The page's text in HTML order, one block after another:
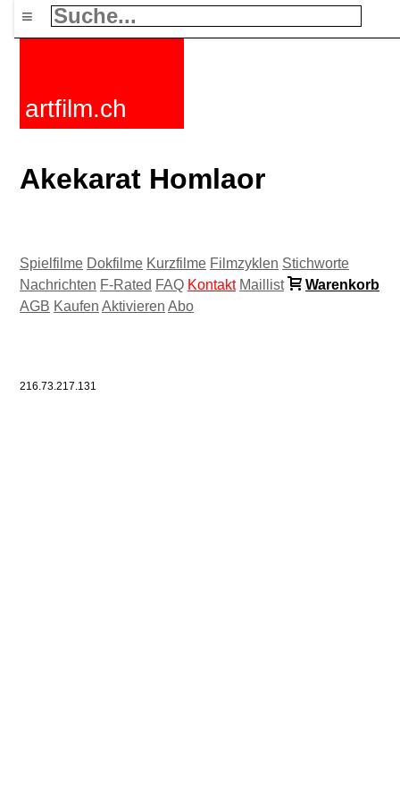
≡
artfilm.ch
Akekarat Homlaor
Spielfilme Dokfilme Kurzfilme Filmzyklen Stichworte
Nachrichten F-Rated FAQ Kontakt Maillist
Warenkorb
AGB Kaufen Aktivieren Abo
216.73.217.131